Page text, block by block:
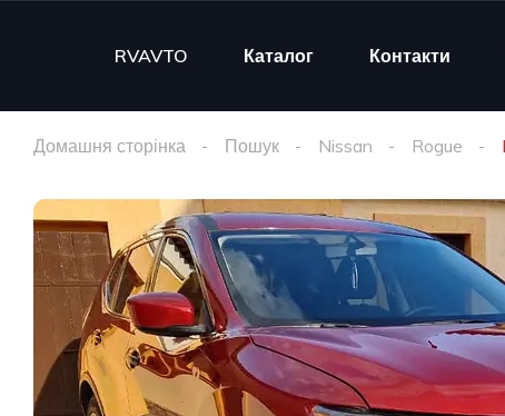
RVAVTO Каталог Контакти
Домашня сторінка Пошук Nissan Rogue